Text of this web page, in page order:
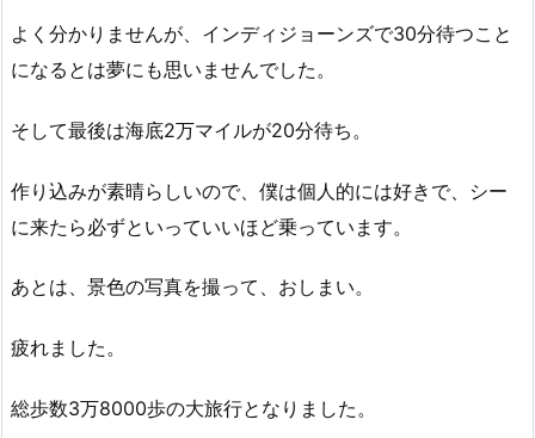
よく分かりませんが、インディジョーンズで30分待つこと
になるとは夢にも思いませんでした。
そして最後は海底2万マイルが20分待ち。
作り込みが素晴らしいので、僕は個人的には好きで、シー
に来たら必ずといっていいほど乗っています。
あとは、景色の写真を撮って、おしまい。
疲れました。
総歩数3万8000歩の大旅行となりました。